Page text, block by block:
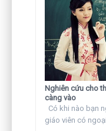
Nghiên cứu cho
càng vào
Có khi nào bạn
giáo viên có